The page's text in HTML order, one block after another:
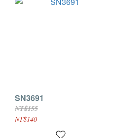
SN3691
NT$155
NT$140